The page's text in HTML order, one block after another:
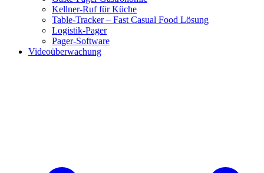
Kellner-Ruf für Küche
Table-Tracker – Fast Casual Food Lösung
Logistik-Pager
Pager-Software
Videoüberwachung